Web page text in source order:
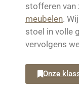
stofferen van
meubelen.
stoel in volle
vervolgens
Onze